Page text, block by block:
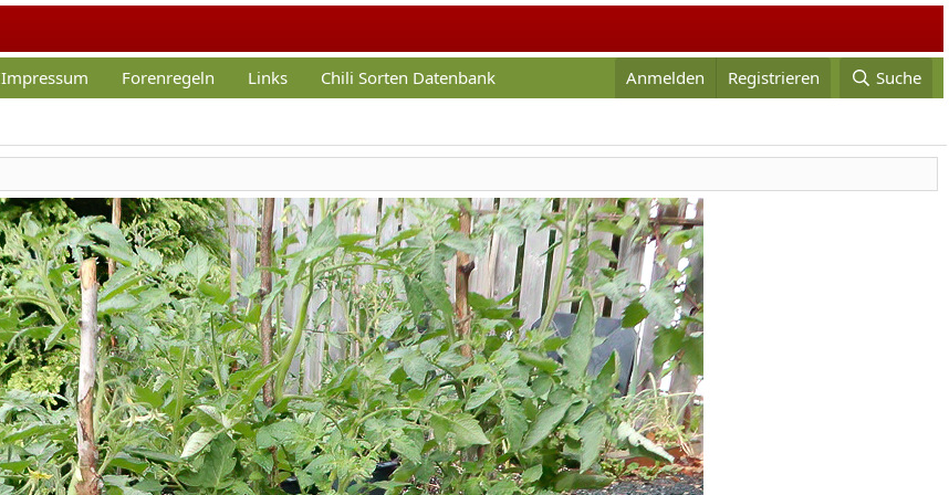
Impressum Forenregeln Links Chili Sorten Datenbank Anmelden Registrieren Suche